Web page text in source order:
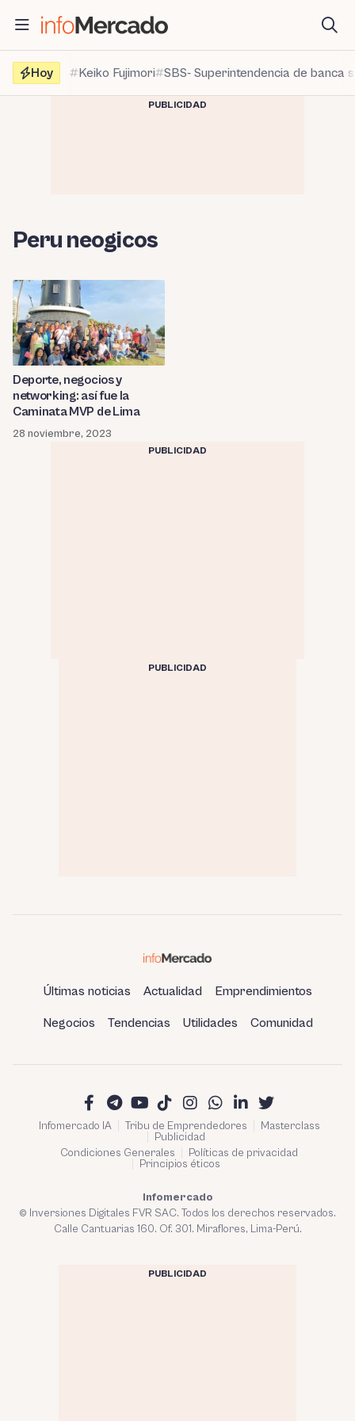
contenido
Hoy
Keiko Fujimori SBS- Superintendencia de banca
PUBLICIDAD
Peru neogicos
Deporte, negocios y
networking: así fue la
Caminata MVP de Lima
28 noviembre, 2023
PUBLICIDAD
PUBLICIDAD
Últimas noticias Actualidad Emprendimientos
Negocios Tendencias Utilidades Comunidad
Infomercado IA Tribu de Emprendedores
Masterclass
Publicidad
Condiciones Generales
Políticas de privacidad
Principios éticos
Infomercado
© Inversiones Digitales FVR SAC. Todos los derechos reservados.
Calle Cantuarias 160. Of. 301. Miraflores, Lima-Perú.
PUBLICIDAD